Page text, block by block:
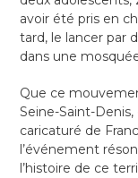
avoir été pris en
tard, le lancer par
dans une
Que ce
Seine-Saint-
caricaturé de
l’événement
l’histoire de ce